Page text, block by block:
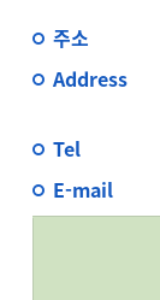
주소
Address
Tel
E-mail